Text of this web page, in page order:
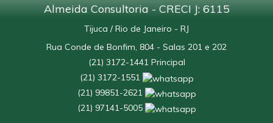
Almeida Consultoria - CRECI J: 6115
Tijuca / Rio de Janeiro - RJ
Rua Conde de Bonfim, 804 - Salas 201 e 202
(21) 3172-1441Principal
(21) 3172-1551
(21) 99851-2621
(21) 97141-5005